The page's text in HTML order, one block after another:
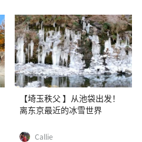
【埼玉秩父 】从池袋出发！
离东京最近的冰雪世界
Callie